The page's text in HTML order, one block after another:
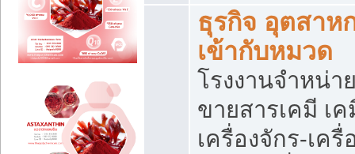
ธุรกิจ อุตสาห
เข้ากับหมวด
โรงงานจำหน่
ขายสารเคมี เ
เครื่องจักร-เค